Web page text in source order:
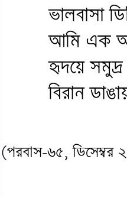
ভালবাসা
আমি এক
হৃদয়ে
বিরান
(পরবাস-৬৫, ডিসেম্বর